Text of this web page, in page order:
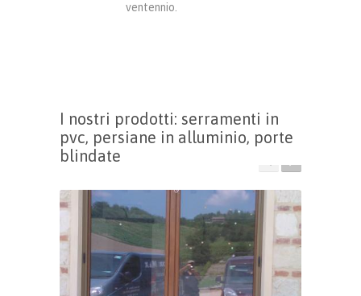
ventennio.
I nostri prodotti: serramenti in
pvc, persiane in alluminio, porte
blindate